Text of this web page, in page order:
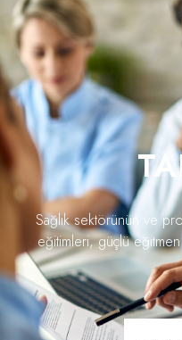
Sağlık sektörünün ve
eğitimleri, güçlü